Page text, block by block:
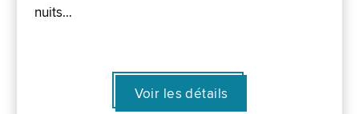
nuits…
Voir les détails